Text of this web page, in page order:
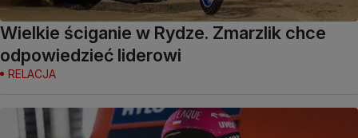
Wielkie ściganie w Rydze. Zmarzlik chce
odpowiedzieć liderowi
RELACJA